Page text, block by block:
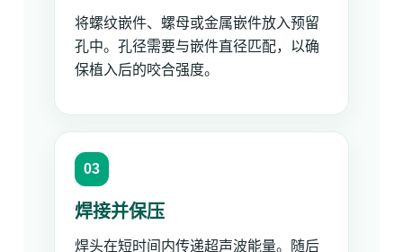
将螺纹嵌件、螺母或金属嵌件放入预留
孔中。孔径需要与嵌件直径匹配，以确
保植入后的咬合强度。
焊接并保压
焊头在短时间内传递超声波能量。随后